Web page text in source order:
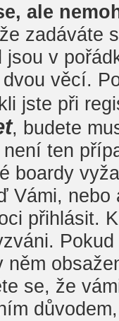
ale
zadáváte
jsou v
věcí.
jste při
, budete
ten
boardy
Vámi, nebo
přihlásit.
něm
se, že